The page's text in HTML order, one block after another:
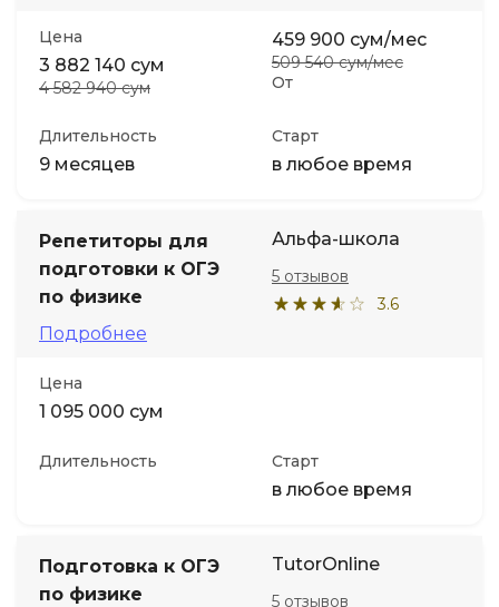
Цена
3 882 140 сум
4 582 940 сум От
459 900 сум/мес
509 540 сум/мес
Длительность
9 месяцев
Старт
в любое время
Репетиторы для
подготовки к ОГЭ
по физике
Подробнее
Альфа-школа
3.6
5 отзывов
Цена
1 095 000 сум
Длительность Старт
в любое время
Подготовка к ОГЭ
по физике
TutorOnline
5 отзывов